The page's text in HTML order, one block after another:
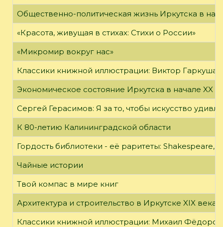
Общественно-политическая жизнь Иркутска в
«Красота, живущая в стихах: Стихи о России»
«Микромир вокруг нас»
Классики книжной иллюстрации: Виктор Гаркуша
Экономическое состояние Иркутска в начале XX
Сергей Герасимов: Я за то, чтобы искусство
К 80-летию Калининградской области
Гордость библиотеки - её раритеты: Shakespeare,
Чайные истории
Твой компас в мире книг
Архитектура и строительство в Иркутске XIX века
Классики книжной иллюстрации: Михаил Фёдоров